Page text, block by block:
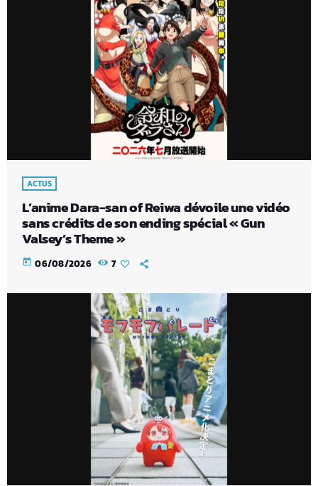
ACTUS
L’anime Dara-san of Reiwa dévoile une vidéo
sans crédits de son ending spécial « Gun
Valsey’s Theme »
today 06/08/2026 7